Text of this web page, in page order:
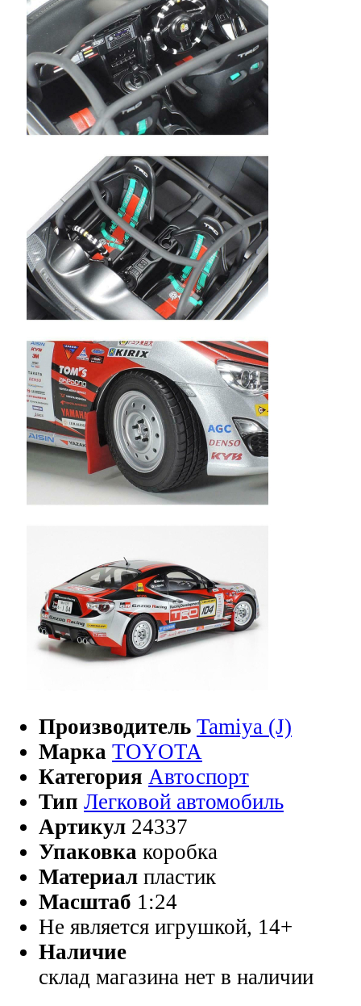
Производитель Tamiya (J)
Марка TOYOTA
Категория Автоспорт
Тип Легковой автомобиль
Артикул 24337
Упаковка коробка
Материал пластик
Масштаб 1:24
Не является игрушкой, 14+
Наличие
склад магазина нет в наличии